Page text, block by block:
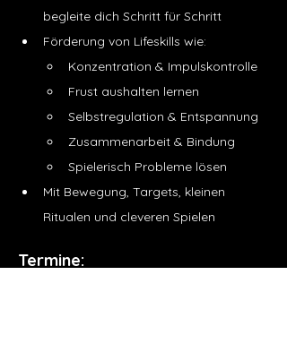
begleite dich Schritt für Schritt
Förderung von Lifeskills wie:
Konzentration & Impulskontrolle
Frust aushalten lernen
Selbstregulation & Entspannung
Zusammenarbeit & Bindung
Spielerisch Probleme lösen
Mit Bewegung, Targets, kleinen
Ritualen und cleveren Spielen
Termine: